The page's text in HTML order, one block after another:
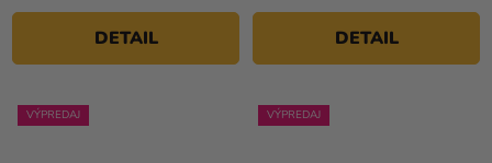
DETAIL
5
hviezdičiek.
DETAIL
VÝPREDAJ VÝPREDAJ